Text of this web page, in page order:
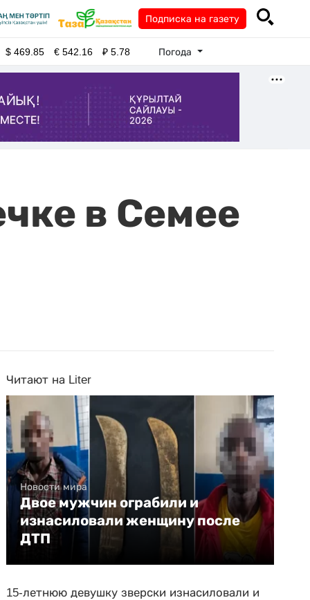
Подписка на газету
$469.85 €542.16 ₽5.78 Погода
в Семее
Читают на Liter
Новости мира
Двое мужчин ограбили и
изнасиловали женщину после
ДТП
15-летнюю девушку зверски изнасиловали и